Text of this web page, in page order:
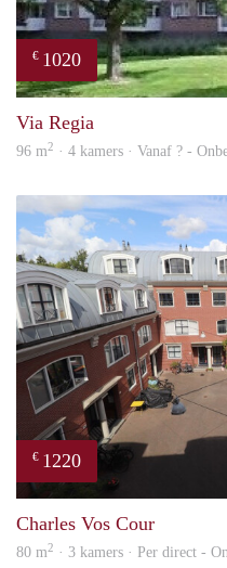
€ 1020
Via Regia
96 m2 · 4 kamers · Vanaf ? -
€ 1220
Charles Vos Cour
80 m2 · 3 kamers · Per direct -